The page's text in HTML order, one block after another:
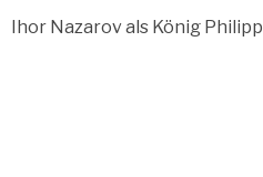
Ihor Nazarov als König Philipp